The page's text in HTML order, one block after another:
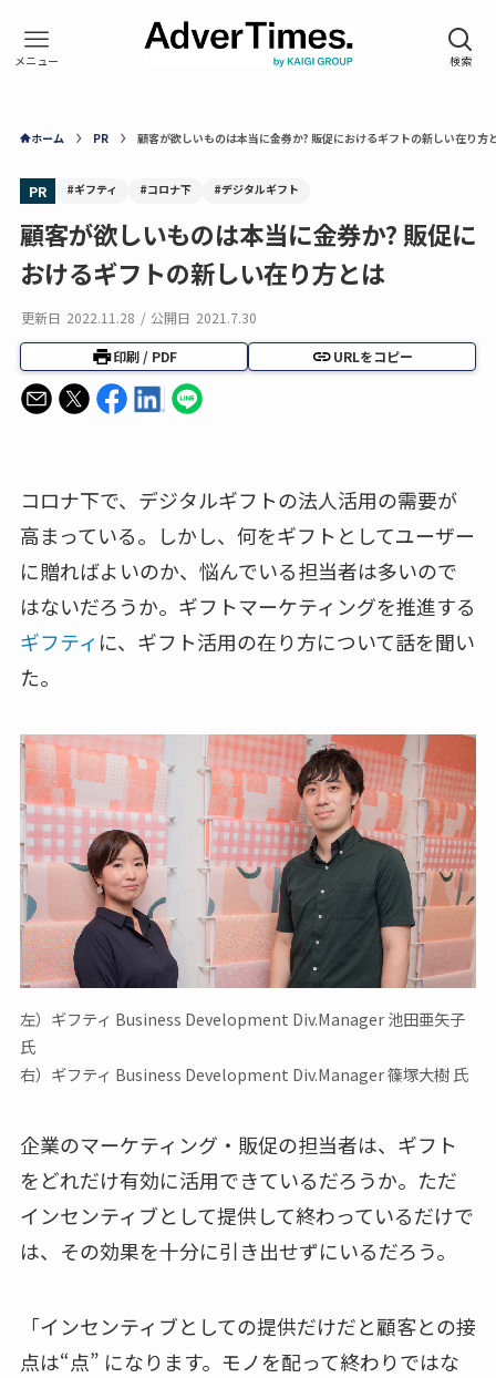
ホーム PR 顧客が欲しいものは本当に金券か? 販促におけるギフトの新しい在り方
PR #ギフティ #コロナ下 #デジタルギフト
顧客が欲しいものは本当に金券か? 販促に
おけるギフトの新しい在り方とは
更新日 2022.11.28 / 公開日 2021.7.30
印刷 / PDF URLをコピー
コロナ下で、デジタルギフトの法人活用の需要が
高まっている。しかし、何をギフトとしてユーザー
に贈ればよいのか、悩んでいる担当者は多いので
はないだろうか。ギフトマーケティングを推進する
ギフティ に、ギフト活用の在り方について話を聞い
た。
左）ギフティ Business Development Div.Manager 池田亜矢子
氏
右）ギフティ Business Development Div.Manager 篠塚大樹 氏
企業のマーケティング・販促の担当者は、ギフト
をどれだけ有効に活用できているだろうか。ただ
インセンティブとして提供して終わっているだけで
は、その効果を十分に引き出せずにいるだろう。
「インセンティブとしての提供だけだと顧客との接
点は“点” になります。モノを配って終わりではな